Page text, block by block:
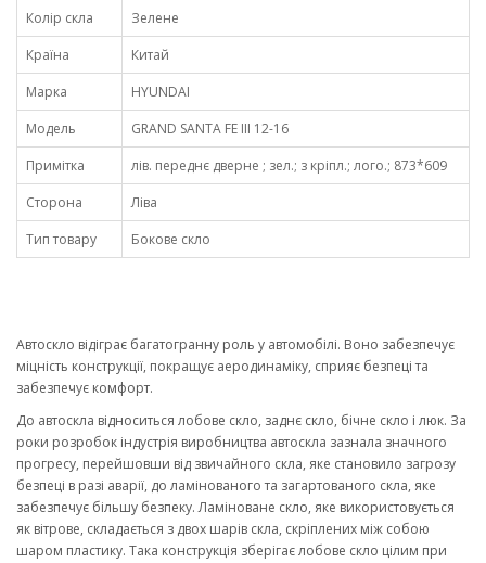
Колір скла
Зелене
Країна
Китай
Марка
HYUNDAI
Модель
GRAND SANTA FE III 12-16
Примітка
лів. переднє дверне ; зел.; з кріпл.; лого.; 873*609
Сторона
Ліва
Тип товару
Бокове скло
Автоскло відіграє багатогранну роль у автомобілі. Воно забезпечує
міцність конструкції, покращує аеродинаміку, сприяє безпеці та
забезпечує комфорт.
До автоскла відноситься лобове скло, заднє скло, бічне скло і люк. За
роки розробок індустрія виробництва автоскла зазнала значного
прогресу, перейшовши від звичайного скла, яке становило загрозу
безпеці в разі аварії, до ламінованого та загартованого скла, яке
забезпечує більшу безпеку. Ламіноване скло, яке використовується
як вітрове, складається з двох шарів скла, скріплених між собою
шаром пластику. Така конструкція зберігає лобове скло цілим при